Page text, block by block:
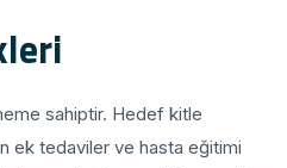
sahiptir. Hedef kitle
ek tedaviler ve hasta eğitimi